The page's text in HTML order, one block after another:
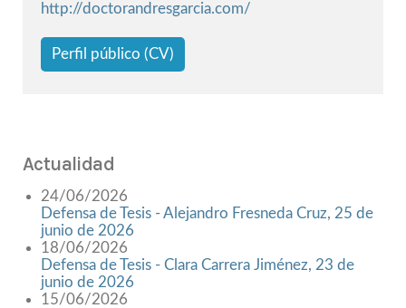
http://doctorandresgarcia.com/
Perfil público (CV)
Actualidad
24/06/2026
Defensa de Tesis - Alejandro Fresneda Cruz, 25 de
junio de 2026
18/06/2026
Defensa de Tesis - Clara Carrera Jiménez, 23 de
junio de 2026
15/06/2026